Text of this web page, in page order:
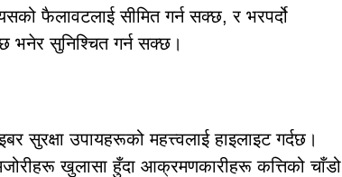
फैलावटलाई सीमित गर्न सक्छ, र भरपर्दो
भनेर सुनिश्चित गर्न सक्छ।
उपायहरूको महत्त्वलाई हाइलाइट गर्दछ।
खुलासा हुँदा आक्रमणकारीहरू कत्तिको चाँडो